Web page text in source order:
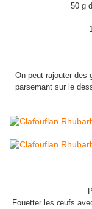
50 g
On peut rajouter des
parsemant sur le
Fouetter les œufs